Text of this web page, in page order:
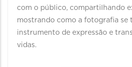
com o público, compartilhando
mostrando como a fotografia se
instrumento de expressão e
vidas.